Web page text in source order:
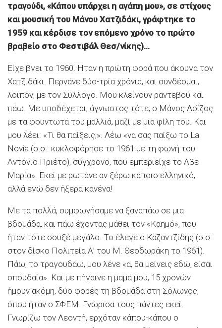
τραγούδι, «Κάπου υπάρχει η αγάπη μου», σε στίχους
και μουσική του Μάνου Χατζιδάκι, γράφτηκε το
1959 και κέρδισε τον επόμενο χρόνο το πρώτο
βραβείο στο Φεστιβάλ Θεσ/νίκης)…
Είχε βγει το 1960. Ηταν η πρώτη φορά που άκουγα τον
Χατζιδάκι. Περνάνε δύο-τρία χρόνια, και συνδέομαι,
λοιπόν, με τον Σύλλογο. Μου κλείνουν ραντεβού και
πάω. Με υποδέχεται, άγνωστος τότε, ο Μάνος Λοΐζος
με τα φουντωτά του μαλλιά, μαζί με μια φίλη του. Και
μου λέει: «Τι θα παίξεις;». Λέω «να σας παίξω το La
Novia (σ.σ.: κυκλοφόρησε το 1961 με τη φωνή του
Αντόνιο Πριέτο), σύγχρονο, που εμπεριείχε το Αβε
Μαρία». Εκεί με ρωτάνε αν ξέρω κάποιο ελληνικό,
αλλά εγώ δεν ήξερα κανένα!
Με τα πολλά, συμφωνήσαμε να ξαναπάω σε μια
βδομάδα, και πάω έχοντας μάθει τον «Καημό», που
ήταν τότε σουξέ μεγάλο. Το έλεγε ο Καζαντζίδης (σ.σ.:
στον δίσκο Πολιτεία Α’ του Μ. Θεοδωράκη το 1961).
Πάω, το τραγουδάω, μου λένε «α, θα μείνεις εδώ, είσαι
σπουδαία». Και με πήγαινε η μαμά μου, 15 χρονών
ήμουν ακόμη, δύο φορές τη βδομάδα στη Σόλωνος,
όπου ήταν ο ΣΦΕΜ. Γνώρισα τους πάντες εκεί.
Γνωρίζω τον Λεοντή, ερχόταν κάπου-κάπου ο